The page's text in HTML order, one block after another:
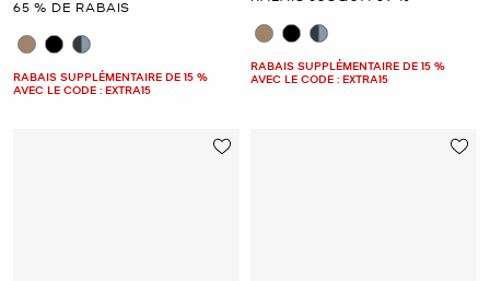
65 % DE RABAIS
RABAIS SUPPLÉMENTAIRE DE 15 %
AVEC LE CODE : EXTRA15
RABAIS SUPPLÉMENTAIRE DE 15 %
AVEC LE CODE : EXTRA15